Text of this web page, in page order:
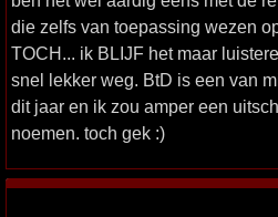
die zelfs van toepassing wezen
TOCH... ik BLIJF het maar
snel lekker weg. BtD is een van
dit jaar en ik zou amper een
noemen. toch gek :)